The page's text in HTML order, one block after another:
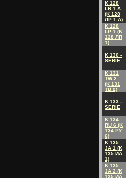
K 128
LR 1 A
(K 128
ЛP 1 A)
K 128
LP 1 (K
128 ЛП
1)
K 130 -
SERIE
K 131
TW 2
(K 131
TB 2)
K 133 -
SERIE
K 134
RU 6 (K
134 PУ
6)
K 135
JA 1 (K
135 ЙA
1)
K 135
JA 2 (K
135 ЙA